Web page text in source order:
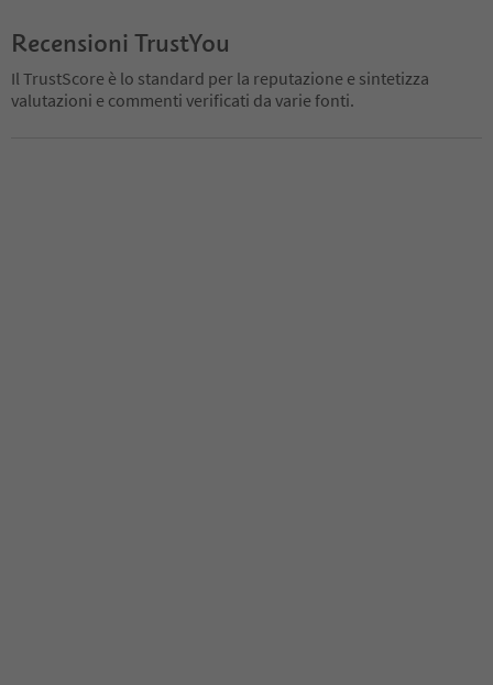
Recensioni TrustYou
Il TrustScore è lo standard per la reputazione e sintetizza
valutazioni e commenti verificati da varie fonti.